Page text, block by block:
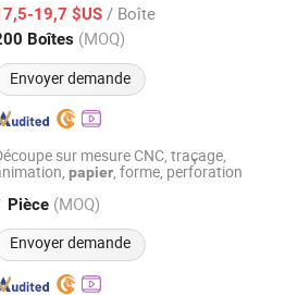
19,7 $US / Boîte
Boîtes (MOQ)
Envoyer demande
Depuis 2021
sur mesure CNC, traçage,
papier, forme, perforation
Pièce (MOQ)
Envoyer demande
(BOWAY) Trading Co.,
Depuis 2007